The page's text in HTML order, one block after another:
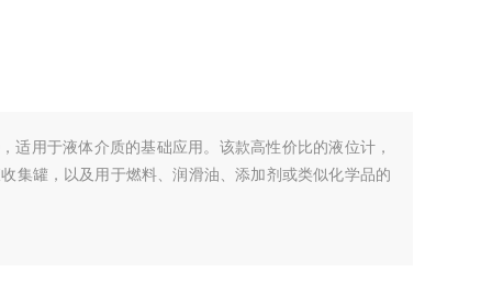
适用于液体介质的基础应用。该款高性价比的液位计，
集罐，以及用于燃料、润滑油、添加剂或类似化学品的